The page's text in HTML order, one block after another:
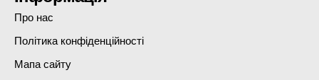
Про нас
Політика конфіденційності
Мапа сайту